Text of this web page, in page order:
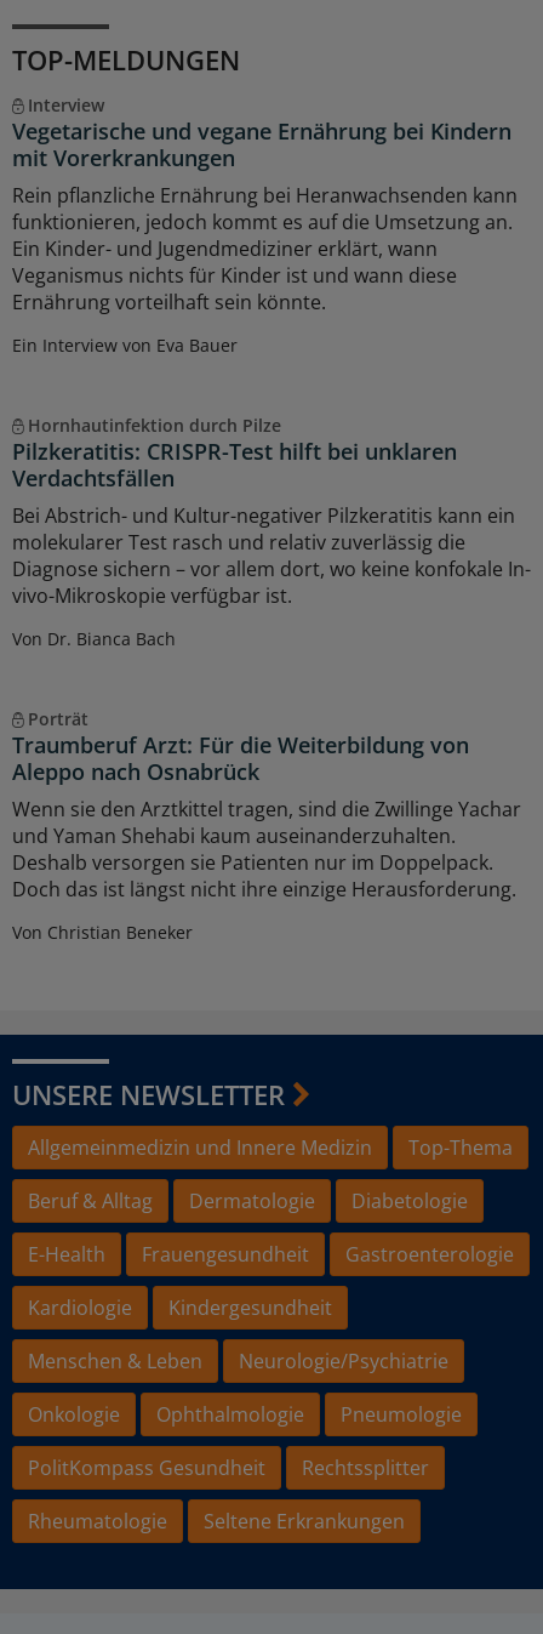
TOP-MELDUNGEN
Interview
Vegetarische und vegane Ernährung bei Kindern
mit Vorerkrankungen
Rein pflanzliche Ernährung bei Heranwachsenden kann
funktionieren, jedoch kommt es auf die Umsetzung an.
Ein Kinder- und Jugendmediziner erklärt, wann
Veganismus nichts für Kinder ist und wann diese
Ernährung vorteilhaft sein könnte.
Ein Interview von Eva Bauer
Hornhautinfektion durch Pilze
Pilzkeratitis: CRISPR-Test hilft bei unklaren
Verdachtsfällen
Bei Abstrich- und Kultur-negativer Pilzkeratitis kann ein
molekularer Test rasch und relativ zuverlässig die
Diagnose sichern – vor allem dort, wo keine konfokale In-
vivo-Mikroskopie verfügbar ist.
Von Dr. Bianca Bach
Porträt
Traumberuf Arzt: Für die Weiterbildung von
Aleppo nach Osnabrück
Wenn sie den Arztkittel tragen, sind die Zwillinge Yachar
und Yaman Shehabi kaum auseinanderzuhalten.
Deshalb versorgen sie Patienten nur im Doppelpack.
Doch das ist längst nicht ihre einzige Herausforderung.
Von Christian Beneker
UNSERE NEWSLETTER
Allgemeinmedizin und Innere Medizin
Top-Thema
Beruf & Alltag
Dermatologie
Diabetologie
E-Health
Frauengesundheit
Gastroenterologie
Kardiologie
Kindergesundheit
Menschen & Leben
Neurologie/Psychiatrie
Onkologie
Ophthalmologie
Pneumologie
PolitKompass Gesundheit
Rechtssplitter
Rheumatologie
Seltene Erkrankungen